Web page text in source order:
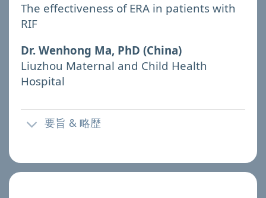
The effectiveness of ERA in patients with
RIF
Dr. Wenhong Ma, PhD (China)
Liuzhou Maternal and Child Health
Hospital
要旨 & 略歴